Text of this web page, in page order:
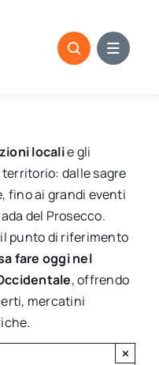
localie gli
dalle sagre
fino ai grandi eventi
del Prosecco.
punto di riferimento
fare oggi nel
, offrendo
mercatini
×